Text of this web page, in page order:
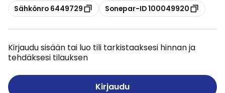
Kopioi
Sähkönro 6449729 Kopioi
Sonepar-ID 100049920
Kirjaudu sisään tai luo tili tarkistaaksesi hinnan ja
tehdäksesi tilauksen
Kirjaudu